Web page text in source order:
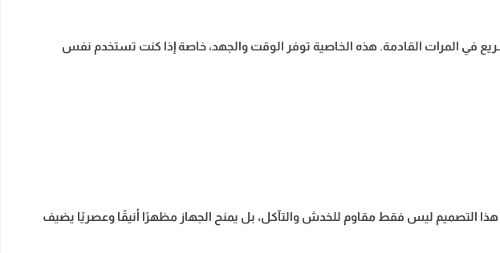
في المرات القادمة. هذه الخاصية توفر الوقت والجهد، خاصة إذا كنت تستخدم نفس
التصميم ليس فقط مقاوم للخدش والتآكل، بل يمنح الجهاز مظهرًا أنيقًا وعصريًا يضيف